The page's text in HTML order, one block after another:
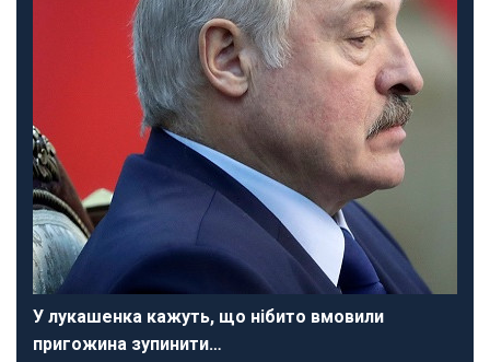
У лукашенка кажуть, що нібито вмовили
пригожина зупинити…